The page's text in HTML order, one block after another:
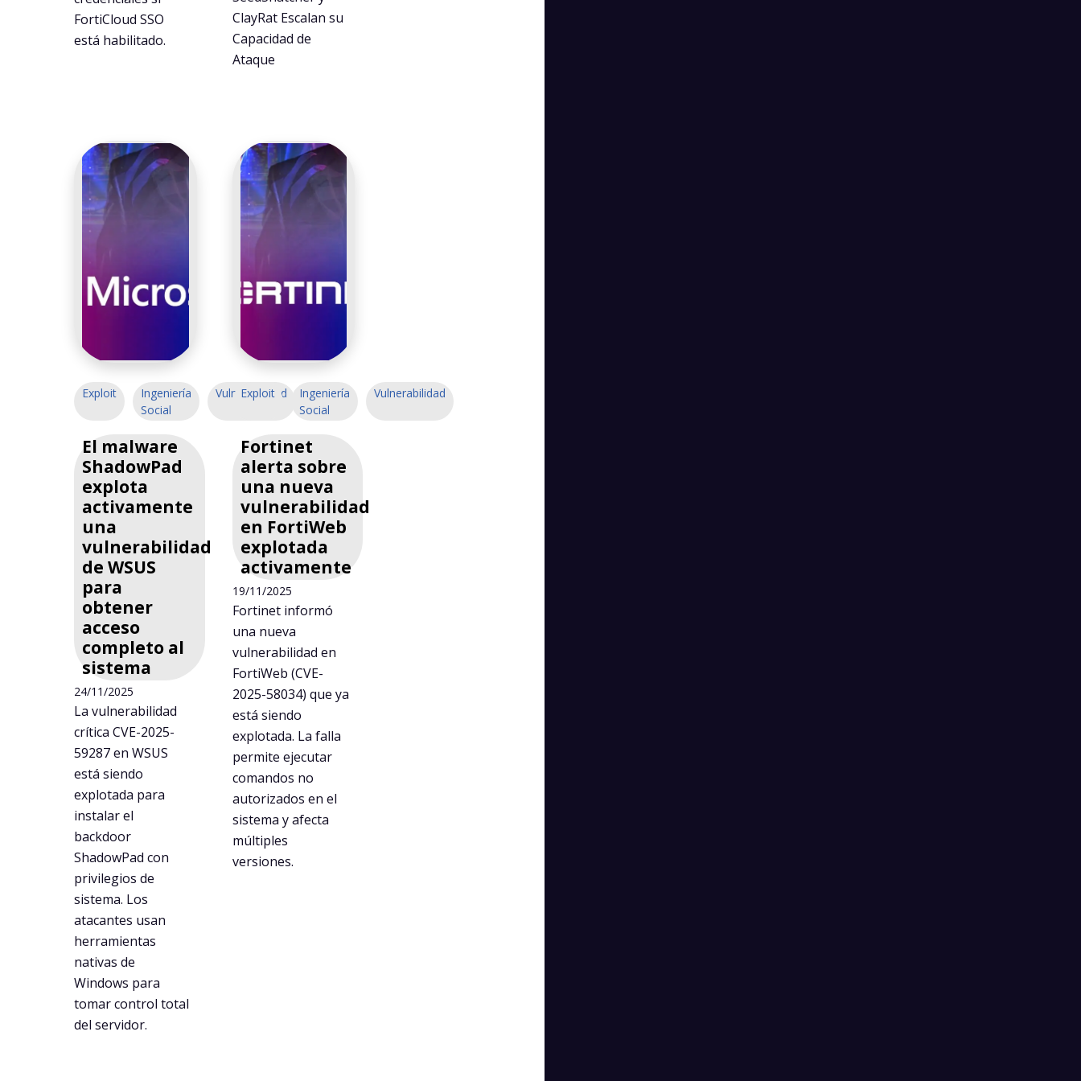
FortiCloud SSO
está habilitado.
ClayRat Escalan su
Capacidad de
Ataque
Exploit
Ingeniería
Social
Vulnerabilidad
El malware
ShadowPad
explota
activamente
una
vulnerabilidad
de WSUS
para
obtener
acceso
completo al
sistema
24/11/2025
La vulnerabilidad
crítica CVE-2025-
59287 en WSUS
está siendo
explotada para
instalar el
backdoor
ShadowPad con
privilegios de
sistema. Los
atacantes usan
herramientas
nativas de
Windows para
tomar control total
del servidor.
Exploit
Ingeniería
Social
Vulnerabilidad
Fortinet
alerta sobre
una nueva
vulnerabilidad
en FortiWeb
explotada
activamente
19/11/2025
Fortinet informó
una nueva
vulnerabilidad en
FortiWeb (CVE-
2025-58034) que ya
está siendo
explotada. La falla
permite ejecutar
comandos no
autorizados en el
sistema y afecta
múltiples
versiones.